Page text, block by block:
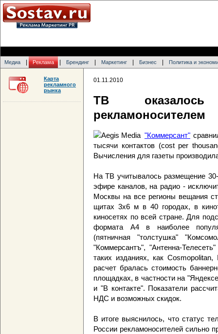
Медиа Реклама Брендинг Маркетинг Бизнес Политика и
01.11.2010
ТВ
рекламоносителем
"Коммерсант"
тысячи контактов (cost per
Вычисления для газеты
На ТВ учитывалось размещение
эфире каналов, на радио -
Москвы на все регионы вещания
щитах 3х6 м в 40 городах, в
киносетях по всей стране. Для
формата А4 в наиболее
(пятничная "толстушка"
"Коммерсантъ", "Антенна-
таких изданиях, как
расчет бралась стоимость
площадках, в частности на
и "В контакте". Показатели
НДС и возможных скидок.
В итоге выяснилось, что статус
России рекламоносителей сильно
Карта
рекламного
рынка